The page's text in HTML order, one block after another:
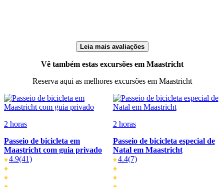
Leia mais avaliações
Vê também estas excursões em Maastricht
Reserva aqui as melhores excursões em Maastricht
2 horas
Passeio de bicicleta em
Maastricht com guia privado
4.9(41)
2 horas
Passeio de bicicleta especial de
Natal em Maastricht
4.4(7)